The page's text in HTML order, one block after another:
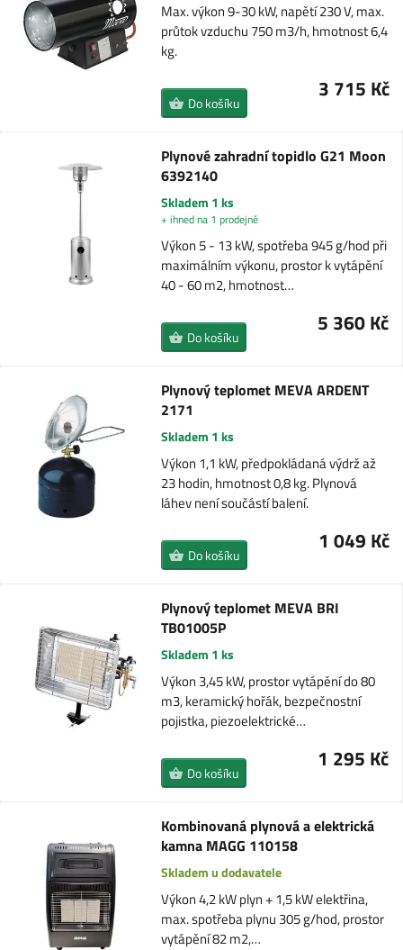
Max. výkon 9-30 kW, napětí 230 V, max.
průtok vzduchu 750 m3/h, hmotnost 6,4
kg.
3 715 Kč
Do košíku
Plynové zahradní topidlo G21 Moon
6392140
Skladem 1 ks
+ ihned na 1 prodejně
Výkon 5 - 13 kW, spotřeba 945 g/hod při
maximálním výkonu, prostor k vytápění
40 - 60 m2, hmotnost…
5 360 Kč
Do košíku
Plynový teplomet MEVA ARDENT
2171
Skladem 1 ks
Výkon 1,1 kW, předpokládaná výdrž až
23 hodin, hmotnost 0,8 kg. Plynová
láhev není součástí balení.
1 049 Kč
Do košíku
Plynový teplomet MEVA BRI
TB01005P
Skladem 1 ks
Výkon 3,45 kW, prostor vytápění do 80
m3, keramický hořák, bezpečnostní
pojistka, piezoelektrické…
1 295 Kč
Do košíku
Kombinovaná plynová a elektrická
kamna MAGG 110158
Skladem u dodavatele
Výkon 4,2 kW plyn + 1,5 kW elektřina,
max. spotřeba plynu 305 g/hod, prostor
vytápění 82 m2,…